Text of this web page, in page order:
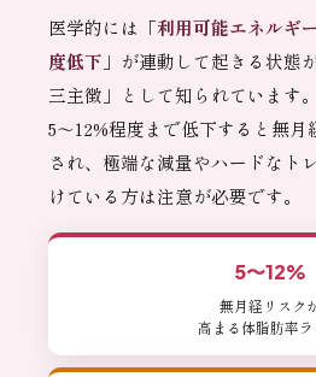
医学的には「利用可能エネルギ
度低下 」が連動して起きる状態
三主徴」として知られています
5〜12%程度まで低下すると無月
され、極端な減量やハードなト
けている方は注意が必要です。
5〜12%
無月経リスク
高まる体脂肪率